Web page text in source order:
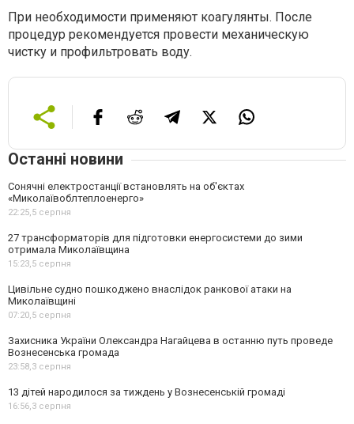
При необходимости применяют коагулянты. После
процедур рекомендуется провести механическую
чистку и профильтровать воду.
Останні новини
Сонячні електростанції встановлять на об'єктах
«Миколаївоблтеплоенерго»
22:25,5 серпня
27 трансформаторів для підготовки енергосистеми до зими
отримала Миколаївщина
15:23,5 серпня
Цивільне судно пошкоджено внаслідок ранкової атаки на
Миколаївщині
07:20,5 серпня
Захисника України Олександра Нагайцева в останню путь проведе
Вознесенська громада
23:58,3 серпня
13 дітей народилося за тиждень у Вознесенській громаді
16:56,3 серпня